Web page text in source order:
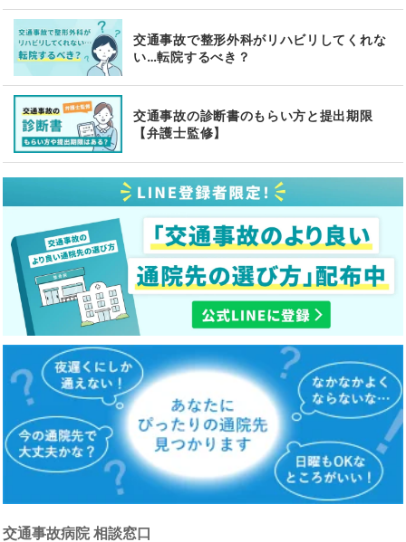
交通事故で整形外科がリハビリしてくれな
い…転院するべき？
交通事故の診断書のもらい方と提出期限
【弁護士監修】
交通事故病院 相談窓口